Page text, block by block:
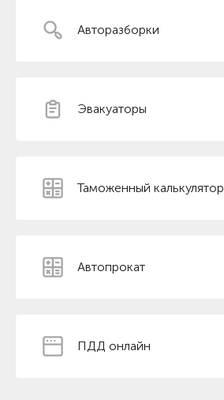
Авторазборки
Эвакуаторы
Таможенный калькулятор
Автопрокат
ПДД онлайн